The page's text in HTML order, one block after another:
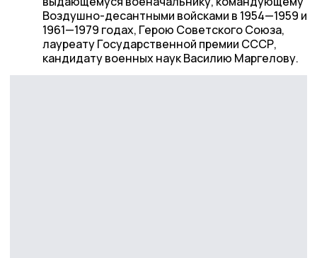
Воздушно-десантными войсками в 1954—1959 и
1961—1979 годах, Герою Советского Союза,
лауреату Государственной премии СССР,
кандидату военных наук Василию Маргелову.